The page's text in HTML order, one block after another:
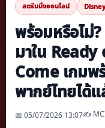
สตรีมมิ่งออนไลน์
พร้อมหรือไม่
มาใน
Come เกมพ
พากย์ไทยได้
📅 05/07/2026 13:07✍️